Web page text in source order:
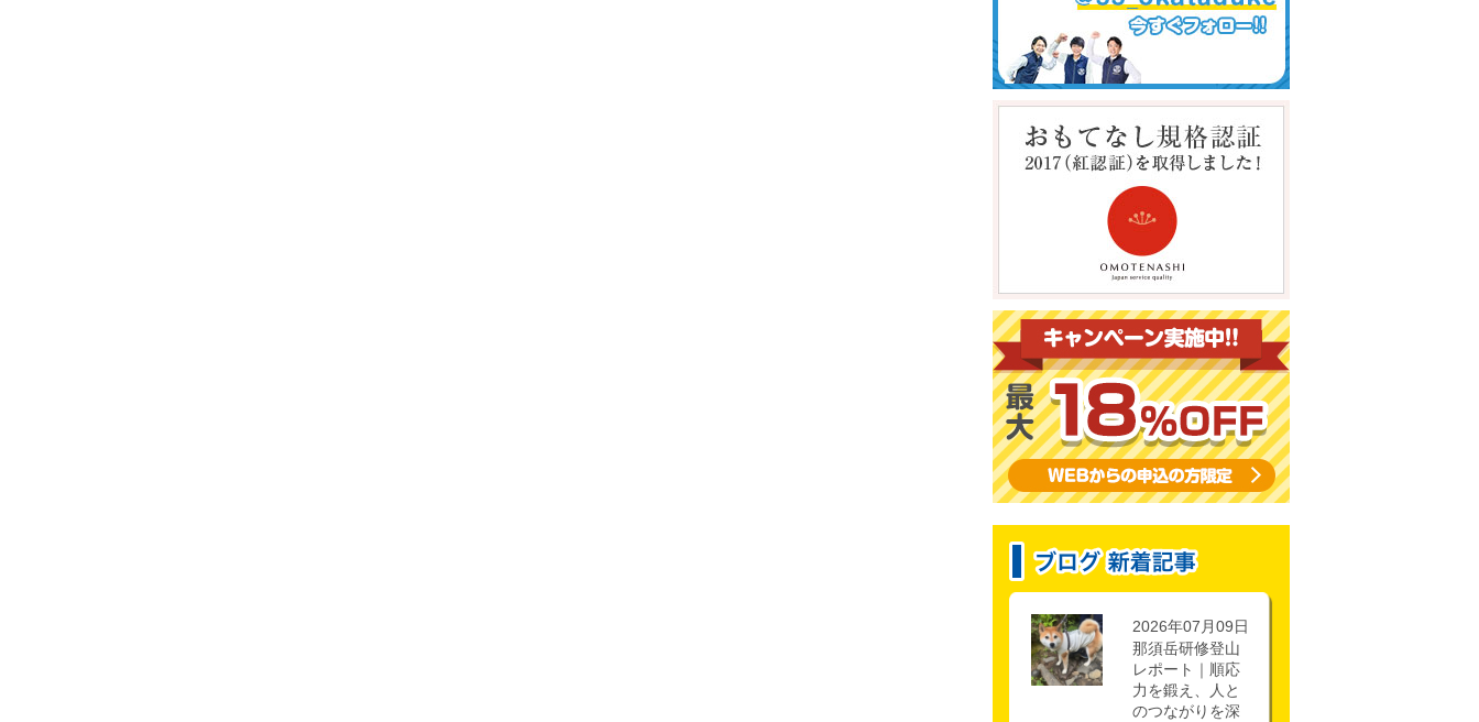
2026年07月09日
那須岳研修登山
レポート｜順応
力を鍛え、人と
のつながりを深